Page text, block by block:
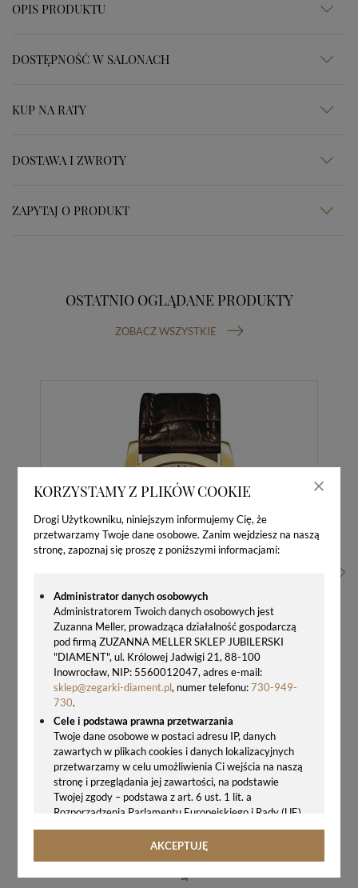
KORZYSTAMY Z PLIKÓW COOKIE
Drogi Użytkowniku, niniejszym informujemy Cię, że
przetwarzamy Twoje dane osobowe. Zanim wejdziesz na naszą
stronę, zapoznaj się proszę z poniższymi informacjami:
Administrator danych osobowych
Administratorem Twoich danych osobowych jest
Zuzanna Meller, prowadząca działalność gospodarczą
pod firmą ZUZANNA MELLER SKLEP JUBILERSKI
"DIAMENT", ul. Królowej Jadwigi 21, 88-100
Inowrocław, NIP: 5560012047, adres e-mail:
sklep@zegarki-diament.pl, numer telefonu:730-949-
730.
Cele i podstawa prawna przetwarzania
Twoje dane osobowe w postaci adresu IP, danych
zawartych w plikach cookies i danych lokalizacyjnych
przetwarzamy w celu umożliwienia Ci wejścia na naszą
stronę i przeglądania jej zawartości, na podstawie
Twojej zgody – podstawa z art. 6 ust. 1 lit. a
Rozporządzenia Parlamentu Europejskiego i Rady (UE)
2016/679 z 27.04.2016 r. w sprawie ochrony osób
fizycznych w związku z przetwarzaniem danych
AKCEPTUJĘ
OPIS PRODUKTU
DOSTĘPNOŚĆ W SALONACH
KUP NA RATY
DOSTAWA I ZWROTY
ZAPYTAJ O PRODUKT
OSTATNIO OGLĄDANE PRODUKTY
ZOBACZ WSZYSTKIE
1578,00 zł